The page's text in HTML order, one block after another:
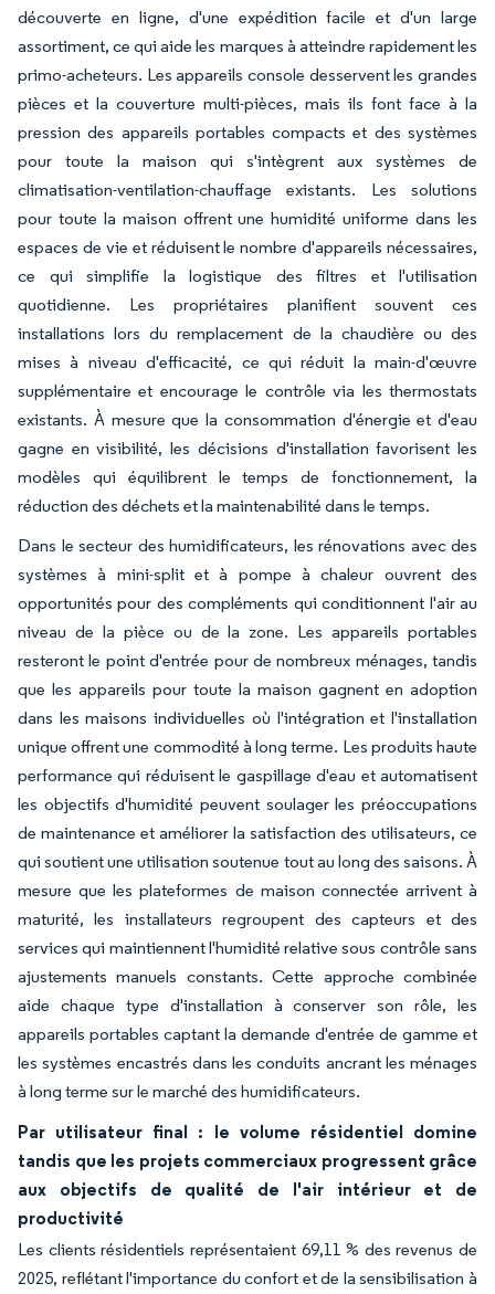
découverte en ligne, d'une expédition facile et d'un large
assortiment, ce qui aide les marques à atteindre rapidement les
primo-acheteurs. Les appareils console desservent les grandes
pièces et la couverture multi-pièces, mais ils font face à la
pression des appareils portables compacts et des systèmes
pour toute la maison qui s'intègrent aux systèmes de
climatisation-ventilation-chauffage existants. Les solutions
pour toute la maison offrent une humidité uniforme dans les
espaces de vie et réduisent le nombre d'appareils nécessaires,
ce qui simplifie la logistique des filtres et l'utilisation
quotidienne. Les propriétaires planifient souvent ces
installations lors du remplacement de la chaudière ou des
mises à niveau d'efficacité, ce qui réduit la main-d'œuvre
supplémentaire et encourage le contrôle via les thermostats
existants. À mesure que la consommation d'énergie et d'eau
gagne en visibilité, les décisions d'installation favorisent les
modèles qui équilibrent le temps de fonctionnement, la
réduction des déchets et la maintenabilité dans le temps.
Dans le secteur des humidificateurs, les rénovations avec des
systèmes à mini-split et à pompe à chaleur ouvrent des
opportunités pour des compléments qui conditionnent l'air au
niveau de la pièce ou de la zone. Les appareils portables
resteront le point d'entrée pour de nombreux ménages, tandis
que les appareils pour toute la maison gagnent en adoption
dans les maisons individuelles où l'intégration et l'installation
unique offrent une commodité à long terme. Les produits haute
performance qui réduisent le gaspillage d'eau et automatisent
les objectifs d'humidité peuvent soulager les préoccupations
de maintenance et améliorer la satisfaction des utilisateurs, ce
qui soutient une utilisation soutenue tout au long des saisons. À
mesure que les plateformes de maison connectée arrivent à
maturité, les installateurs regroupent des capteurs et des
services qui maintiennent l'humidité relative sous contrôle sans
ajustements manuels constants. Cette approche combinée
aide chaque type d'installation à conserver son rôle, les
appareils portables captant la demande d'entrée de gamme et
les systèmes encastrés dans les conduits ancrant les ménages
à long terme sur le marché des humidificateurs.
Par utilisateur final : le volume résidentiel domine
tandis que les projets commerciaux progressent grâce
aux objectifs de qualité de l'air intérieur et de
productivité
Les clients résidentiels représentaient 69,11 % des revenus de
2025, reflétant l'importance du confort et de la sensibilisation à